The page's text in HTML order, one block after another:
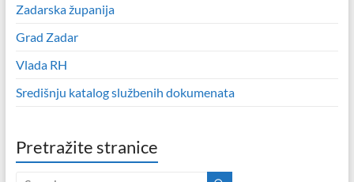
Zadarska županija
Grad Zadar
Vlada RH
Središnju katalog službenih dokumenata
Pretražite stranice